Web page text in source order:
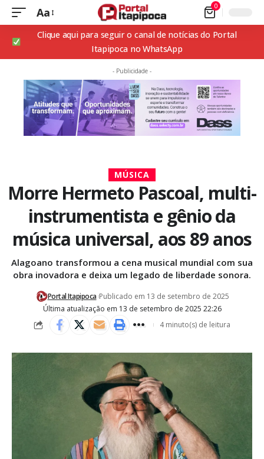
Aa 0
Clique aqui para seguir o canal de notícias do Portal
Itapipoca no WhatsApp
- Publicidade -
MÚSICA
Morre Hermeto Pascoal, multi-
instrumentista e gênio da
música universal, aos 89 anos
Alagoano transformou a cena musical mundial com sua
obra inovadora e deixa um legado de liberdade sonora.
Última atualização em 13 de setembro de 2025 22:26
Portal Itapipoca Publicado em 13 de setembro de 2025
4 minuto(s) de leitura